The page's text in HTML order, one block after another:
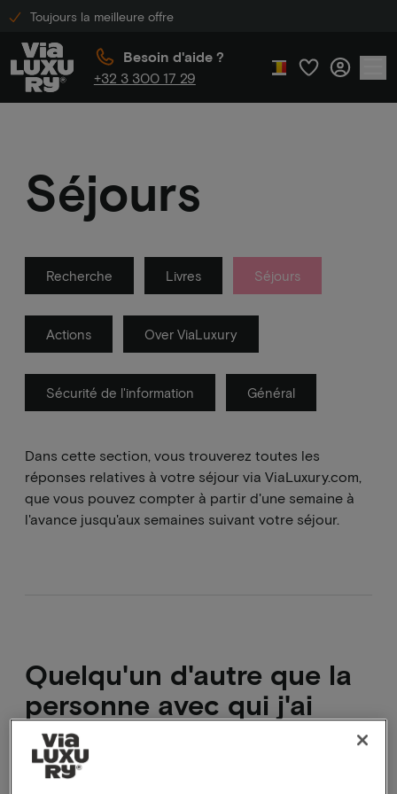
Toujours la meilleure offre
Besoin d'aide ?
+32 3 300 17 29
Séjours
Recherche Livres Séjours
Actions Over ViaLuxury
Sécurité de l'information Général
Dans cette section, vous trouverez toutes les
réponses relatives à votre séjour via ViaLuxury.com,
que vous pouvez compter à partir d'une semaine à
l'avance jusqu'aux semaines suivant votre séjour.
Quelqu'un d'autre que la
personne avec qui j'ai
réservé peut-il venir ?